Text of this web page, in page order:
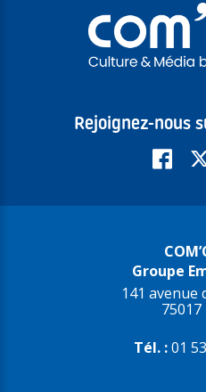
Rejoignez-nous
Groupe
141 avenue
75017
Tél. :01